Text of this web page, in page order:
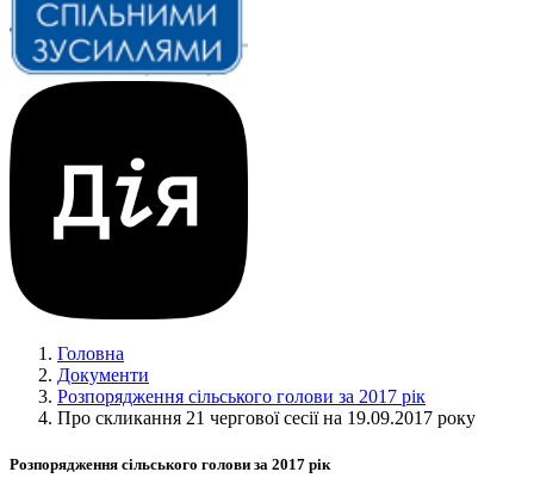
Головна
Документи
Розпорядження сільського голови за 2017 рік
Про скликання 21 чергової сесії на 19.09.2017 року
Розпорядження сільського голови за 2017 рік